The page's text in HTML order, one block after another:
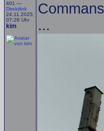
401 —
Direktlink
24.11.2025,
07:28 Uhr
kim
...